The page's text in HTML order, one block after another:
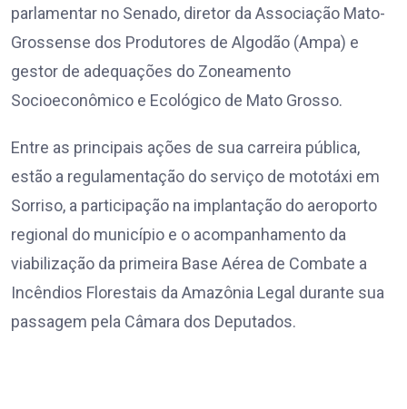
parlamentar no Senado, diretor da Associação Mato-
Grossense dos Produtores de Algodão (Ampa) e
gestor de adequações do Zoneamento
Socioeconômico e Ecológico de Mato Grosso.
Entre as principais ações de sua carreira pública,
estão a regulamentação do serviço de mototáxi em
Sorriso, a participação na implantação do aeroporto
regional do município e o acompanhamento da
viabilização da primeira Base Aérea de Combate a
Incêndios Florestais da Amazônia Legal durante sua
passagem pela Câmara dos Deputados.